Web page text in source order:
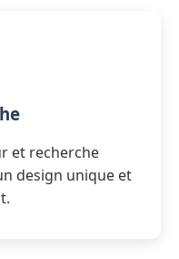
et recherche
design unique et